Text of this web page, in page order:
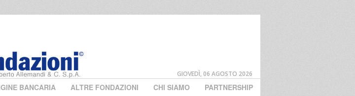
GIOVEDÌ, 06 AGOSTO 2026
BANCARIA ALTRE FONDAZIONI CHI SIAMO PARTNERSHIP